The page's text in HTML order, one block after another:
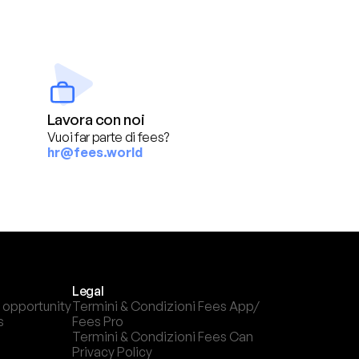
Lavora con noi
Vuoi far parte di fees?
hr@fees.world
Legal
Termini & Condizioni Fees App/
Fees Pro
Termini & Condizioni Fees Can
Privacy Policy